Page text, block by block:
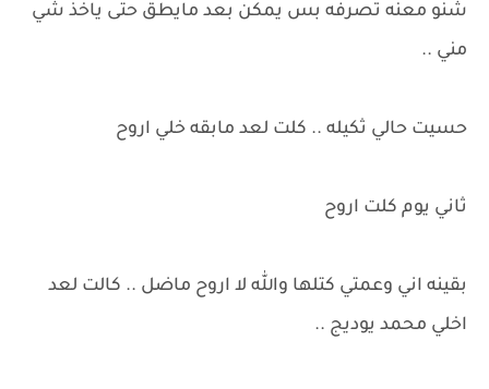
شنو معنه تصرفه بس يمكن بعد مايطق حتى ياخذ شي
مني ..
حسيت حالي ثكيله .. كلت لعد مابقه خلي اروح
ثاني يوم كلت اروح
بقينه اني وعمتي كتلها والله لا اروح ماضل .. كالت لعد
اخلي محمد يوديج ..